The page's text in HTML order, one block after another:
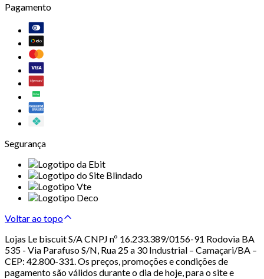
Pagamento
Segurança
Voltar ao topo
Lojas Le biscuit S/A CNPJ nº 16.233.389/0156-91 Rodovia BA
535 - Via Parafuso S/N, Rua 25 a 30 Industrial – Camaçari/BA –
CEP: 42.800-331. Os preços, promoções e condições de
pagamento são válidos durante o dia de hoje, para o site e